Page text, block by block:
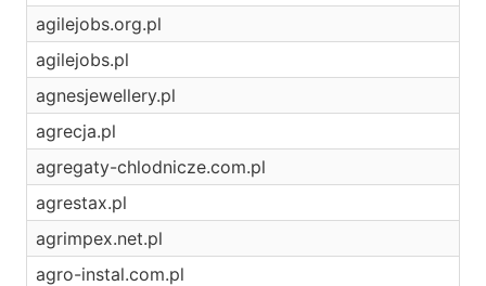
agilejobs.org.pl
agilejobs.pl
agnesjewellery.pl
agrecja.pl
agregaty-chlodnicze.com.pl
agrestax.pl
agrimpex.net.pl
agro-instal.com.pl